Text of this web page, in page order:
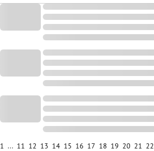
1 ... 11 12 13 14 15 16 17 18 19 20 21 22